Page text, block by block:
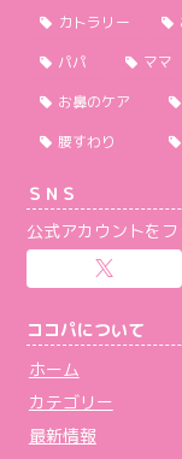
カトラリー
パパ
ママ
お鼻のケア
腰すわり
ＳＮＳ
公式アカウントを
ココパについて
ホーム
カテゴリー
最新情報